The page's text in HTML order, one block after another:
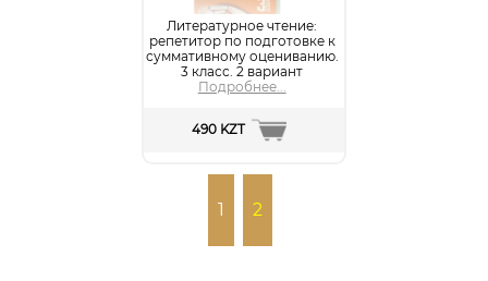
Литературное чтение:
репетитор по подготовке к
суммативному оцениванию.
3 класс. 2 вариант
Подробнее...
490 KZT
1 2